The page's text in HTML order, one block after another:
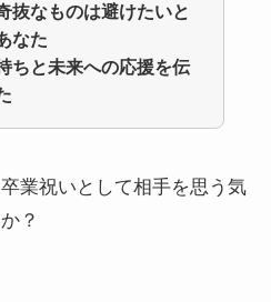
抜なものは避けたいと
なた
ちと未来への応援を伝
業祝いとして相手を思う気
？